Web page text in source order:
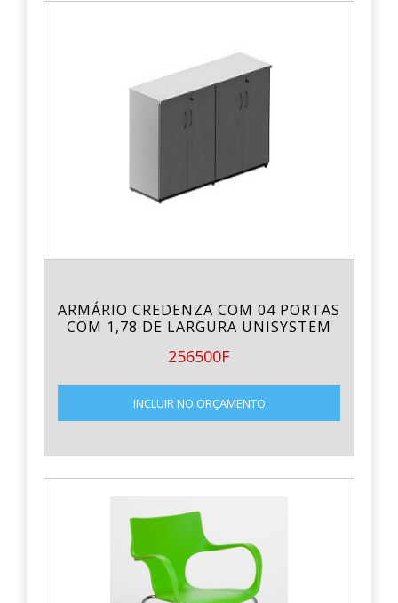
ARMÁRIO CREDENZA COM 04 PORTAS
COM 1,78 DE LARGURA UNISYSTEM
256500F
INCLUIR NO ORÇAMENTO